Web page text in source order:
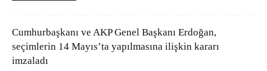
Cumhurbaşkanı ve AKP Genel Başkanı Erdoğan,
seçimlerin 14 Mayıs’ta yapılmasına ilişkin kararı
imzaladı